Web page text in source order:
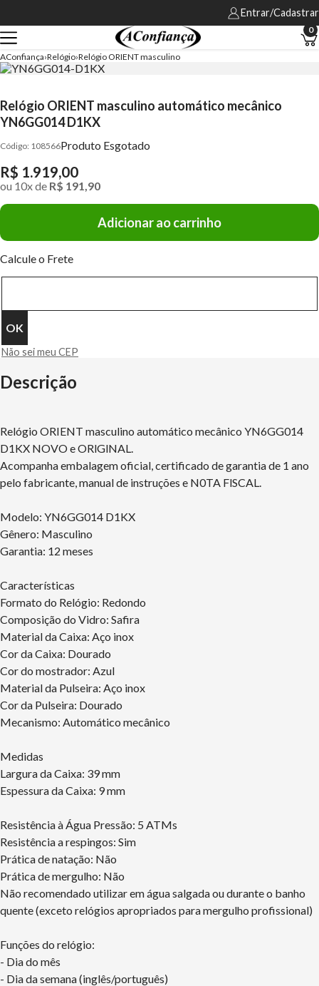
Entrar/Cadastrar
0
AConfiança Relógio Relógio ORIENT masculino
Relógio ORIENT masculino automático mecânico
YN6GG014 D1KX
108566Produto Esgotado
R$ 1.919,00
ou 10xde R$ 191,90
Adicionar ao carrinho
Calcule o Frete
Não sei meu CEP
Descrição
Relógio ORIENT masculino automático mecânico YN6GG014
D1KX NOVO e ORlGlNAL.
Acompanha embalagem oficial, certificado de garantia de 1 ano
pelo fabricante, manual de instruções e N0TA FlSCAL.
Modelo: YN6GG014 D1KX
Gênero: Masculino
Garantia: 12 meses
Características
Formato do Relógio: Redondo
Composição do Vidro: Safira
Material da Caixa: Aço inox
Cor da Caixa: Dourado
Cor do mostrador: Azul
Material da Pulseira: Aço inox
Cor da Pulseira: Dourado
Mecanismo: Automático mecânico
Medidas
Largura da Caixa: 39 mm
Espessura da Caixa: 9 mm
Resistência à Água Pressão: 5 ATMs
Resistência a respingos: Sim
Prática de natação: Não
Prática de mergulho: Não
Não recomendado utilizar em água salgada ou durante o banho
quente (exceto relógios apropriados para mergulho profissional)
Funções do relógio:
- Dia do mês
- Dia da semana (inglês/português)